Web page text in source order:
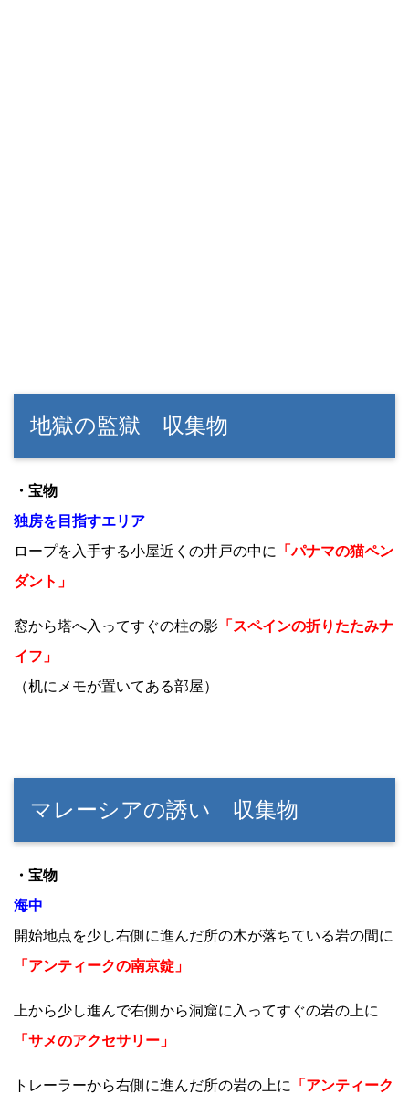
地獄の監獄 収集物
・宝物
独房を目指すエリア
ロープを入手する小屋近くの井戸の中に
「パナマの猫ペン
ダント」
窓から塔へ入ってすぐの柱の影 「スペインの折りたたみナ
イフ」
（机にメモが置いてある部屋）
マレーシアの誘い 収集物
・宝物
海中
開始地点を少し右側に進んだ所の木が落ちている岩の間に
「アンティークの南京錠」
上から少し進んで右側から洞窟に入ってすぐの岩の上に
「サメのアクセサリー」
トレーラーから右側に進んだ所の岩の上に
「アンティーク